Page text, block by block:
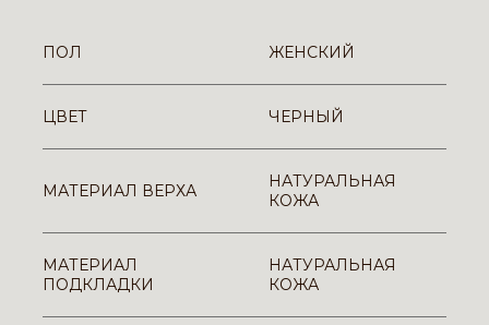
ПОЛ ЖЕНСКИЙ
ЦВЕТ ЧЕРНЫЙ
МАТЕРИАЛ ВЕРХА
НАТУРАЛЬНАЯ
КОЖА
МАТЕРИАЛ
ПОДКЛАДКИ
НАТУРАЛЬНАЯ
КОЖА